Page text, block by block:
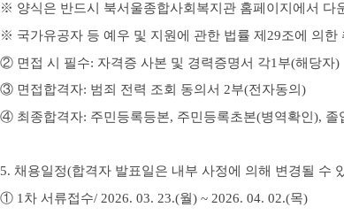
※ 양식은 반드시 북서울종합사회복지관 홈페이지에서 다
※ 국가유공자 등 예우 및 지원에 관한 법률 제 29조에 의한
② 면접 시 필수: 자격증 사본 및 경력증명서 각1 부(해당자)
③ 면접합격자: 범죄 전력 조회 동의서 2부(전자동의 )
④ 최종합격자: 주민등록등본, 주민등록초본(병역확인 ), 졸
5. 채용일정(합격자 발표일은 내부 사정에 의해 변경될 수
① 1 차 서류접수/ 2026. 03. 23.(월) ~ 2026. 04. 02.(목)